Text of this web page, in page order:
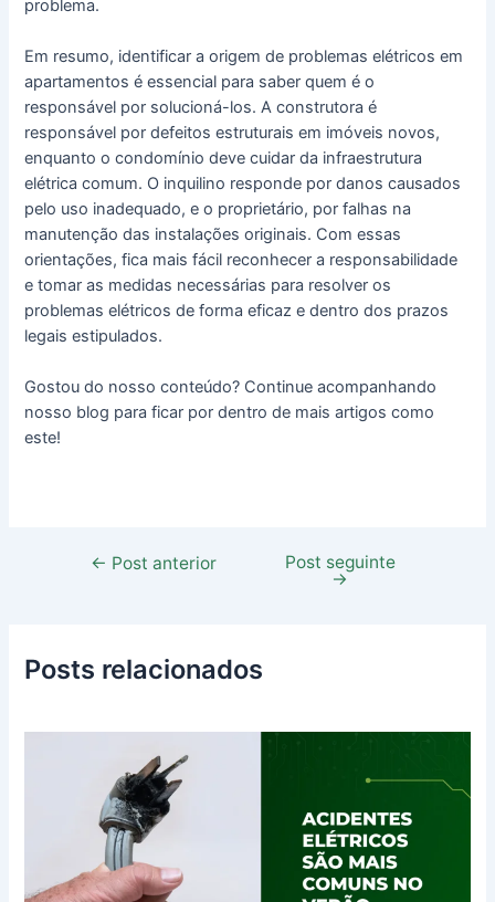
problema.
Em resumo, identificar a origem de problemas elétricos em
apartamentos é essencial para saber quem é o
responsável por solucioná-los. A construtora é
responsável por defeitos estruturais em imóveis novos,
enquanto o condomínio deve cuidar da infraestrutura
elétrica comum. O inquilino responde por danos causados
pelo uso inadequado, e o proprietário, por falhas na
manutenção das instalações originais. Com essas
orientações, fica mais fácil reconhecer a responsabilidade
e tomar as medidas necessárias para resolver os
problemas elétricos de forma eficaz e dentro dos prazos
legais estipulados.
Gostou do nosso conteúdo? Continue acompanhando
nosso blog para ficar por dentro de mais artigos como
este!
← Post anterior Post seguinte
→
Posts relacionados